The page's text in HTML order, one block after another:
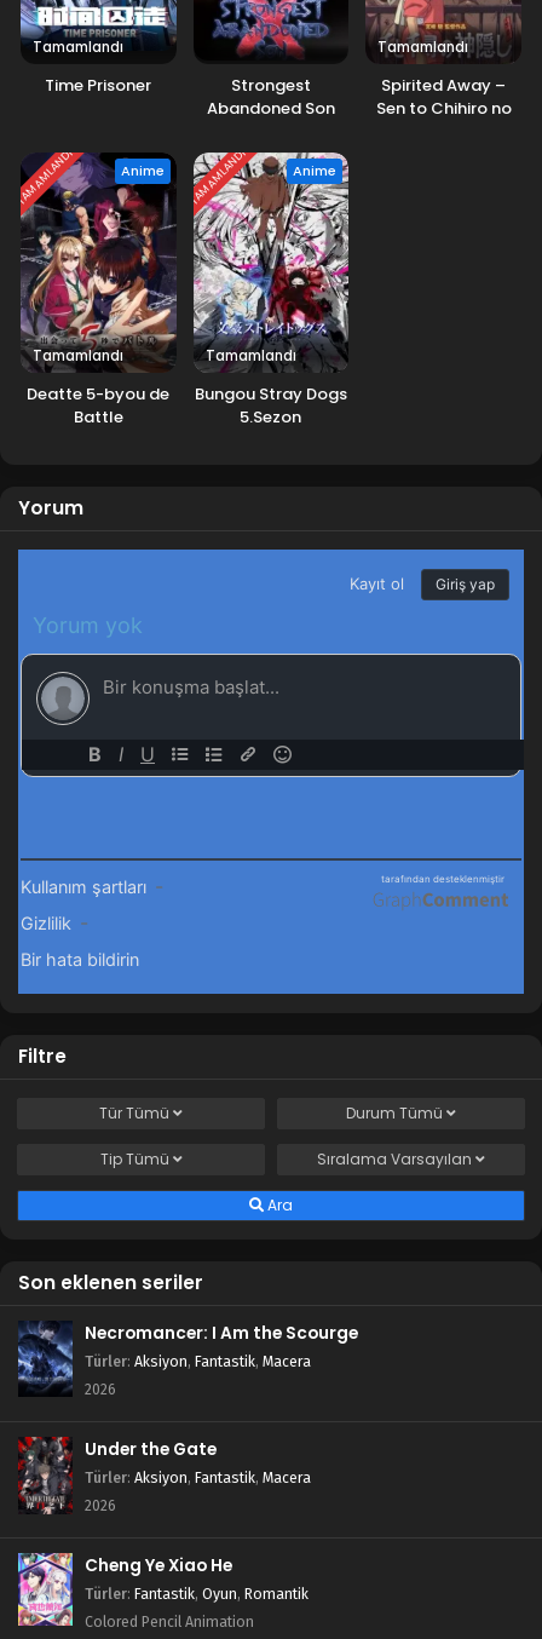
Tamamlandı
Time Prisoner
Strongest
Abandoned Son
Tamamlandı
Spirited Away –
Sen to Chihiro no
TAMAMLANDI Anime
Tamamlandı
Deatte 5-byou de
Battle
TAMAMLANDI Anime
Tamamlandı
Bungou Stray Dogs
5.Sezon
Yorum
Filtre
TürTümü Durum Tümü
TipTümü Sıralama Varsayılan
Ara
Son eklenen seriler
Necromancer: I Am the Scourge
Türler: Aksiyon, Fantastik, Macera
2026
Under the Gate
Türler: Aksiyon, Fantastik, Macera
2026
Cheng Ye Xiao He
Türler: Fantastik, Oyun, Romantik
Colored Pencil Animation